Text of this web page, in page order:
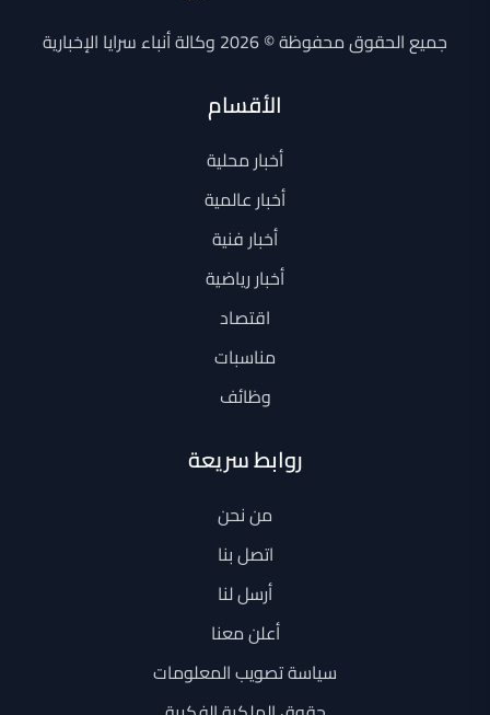
جميع الحقوق محفوظة © 2026 وكالة أنباء سرايا الإخبارية
الأقسام
أخبار محلية
أخبار عالمية
أخبار فنية
أخبار رياضية
اقتصاد
مناسبات
وظائف
روابط سريعة
من نحن
اتصل بنا
أرسل لنا
أعلن معنا
سياسة تصويب المعلومات